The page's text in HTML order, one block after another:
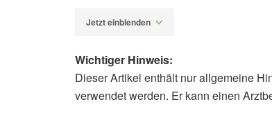
Jetzt einblenden
Alfred Domke
Wichtiger Hinweis:
Dieser Artikel enthält nur allgemeine
verwendet werden. Er kann einen